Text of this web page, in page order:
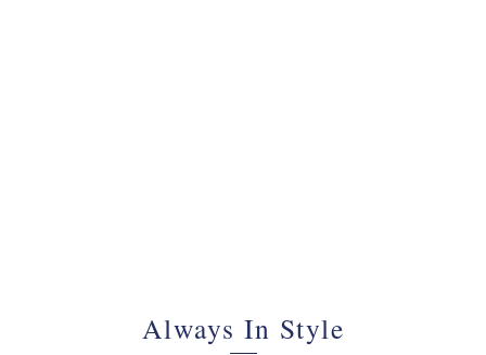
Always In Style